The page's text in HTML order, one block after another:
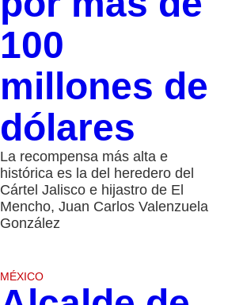
100
millones de
dólares
La recompensa más alta e
histórica es la del heredero del
Cártel Jalisco e hijastro de El
Mencho, Juan Carlos Valenzuela
González
MÉXICO